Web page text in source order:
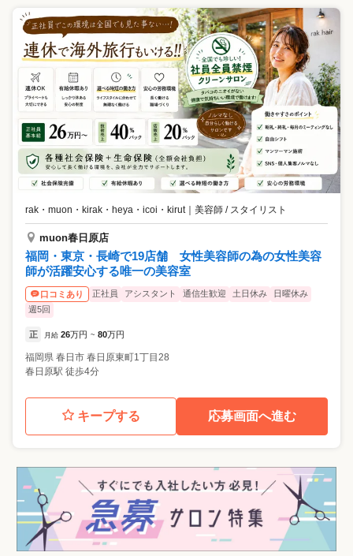
rak・muon・kirak・heya・icoi・kirut｜ 美容師 / スタイリスト
muon春日原店
福岡・東京・長崎で19店舗 女性美容師の為の女性美容
師が活躍安心する唯一の美容室
口コミあり 正社員 アシスタント 通信生歓迎 土日休み
日曜休み
週5回
正 月給 26万円 ~ 80万円
福岡県 春日市 春日原東町1丁目28
春日原駅 徒歩4分
キープする 応募画面へ進む